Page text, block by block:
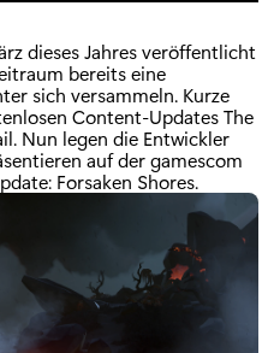
dieses Jahres veröffentlicht
bereits eine
sich versammeln. Kurze
Content-Updates The
Nun legen die Entwickler
auf der gamescom
Forsaken Shores.